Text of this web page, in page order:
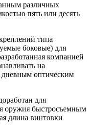
различных
пять или десять
типа
боковые) для
компанией
на
оптическим
для
оружия быстросъемным
длина винтовки